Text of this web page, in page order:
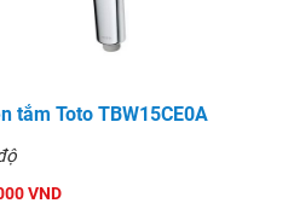
tắm Toto TBW15CE0A
VND